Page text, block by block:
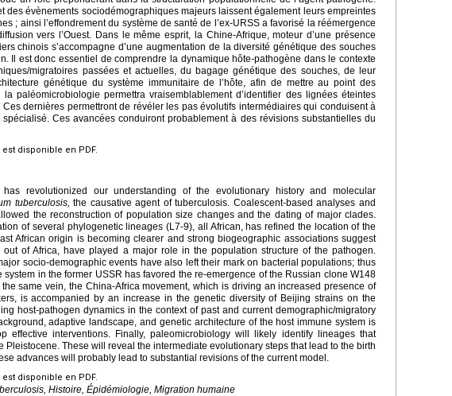
des évènements sociodémographiques majeurs laissent également leurs empreintes
; ainsi l’effondrement du système de santé de l’ex-URSS a favorisé la réémergence
vers l’Ouest. Dans le même esprit, la Chine-Afrique, moteur d’une présence
chinois s’accompagne d’une augmentation de la diversité génétique des souches
Il est donc essentiel de comprendre la dynamique hôte-pathogène dans le contexte
migratoires passées et actuelles, du bagage génétique des souches, de leur
génétique du système immunitaire de l’hôte, afin de mettre au point des
la paléomicrobiologie permettra vraisemblablement d’identifier des lignées éteintes
Ces dernières permettront de révéler les pas évolutifs intermédiaires qui conduisent à
spécialisé. Ces avancées conduiront probablement à des révisions substantielles du
disponible en PDF.
has revolutionized our understanding of the evolutionary history and molecular
tuberculosis, the causative agent of tuberculosis. Coalescent-based analyses and
the reconstruction of population size changes and the dating of major clades.
of several phylogenetic lineages (L7-9), all African, has refined the location of the
African origin is becoming clearer and strong biogeographic associations suggest
out of Africa, have played a major role in the population structure of the pathogen.
socio-demographic events have also left their mark on bacterial populations; thus
in the former USSR has favored the re-emergence of the Russian clone W148
same vein, the China-Africa movement, which is driving an increased presence of
is accompanied by an increase in the genetic diversity of Beijing strains on the
host-pathogen dynamics in the context of past and current demographic/migratory
adaptive landscape, and genetic architecture of the host immune system is
effective interventions. Finally, paleomicrobiology will likely identify lineages that
Pleistocene. These will reveal the intermediate evolutionary steps that lead to the birth
advances will probably lead to substantial revisions of the current model.
disponible en PDF.
, Histoire, Épidémiologie, Migration humaine